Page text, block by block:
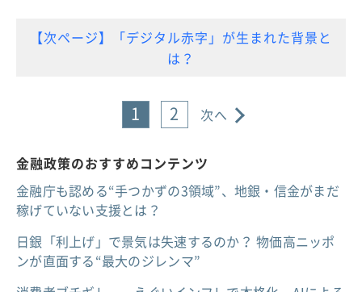
【次ページ】「デジタル赤字」が生まれた背景と
は？
1 2 次へ
金融政策のおすすめコンテンツ
金融庁も認める“手つかずの3領域”、地銀・信金がまだ
稼げていない支援とは？
日銀「利上げ」で景気は失速するのか？ 物価高ニッポ
ンが直面する“最大のジレンマ”